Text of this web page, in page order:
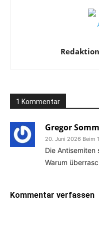
1 Kommentar
Gregor
20. Juni 2026 Beim
Die Antisemiten
Warum
Kommentar verfassen